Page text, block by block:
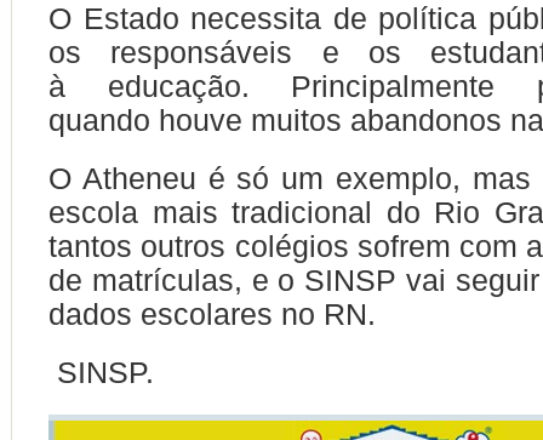
O Estado necessita de política
os responsáveis e os
à educação. Principalmente
quando houve muitos abandonos
O Atheneu é só um exemplo,
escola mais tradicional do Rio
tantos outros colégios sofrem com
de matrículas, e o SINSP vai
dados escolares no RN.
SINSP.